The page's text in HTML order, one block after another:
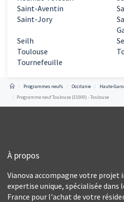
Saint-Aventin
Saint-Jory
Seilh
Toulouse
Tournefeuille
Programmes neufs Occitanie Haute-
Programme neuf Toulouse (31000) - Toulouse
À propos
Vianova accompagne votre projet
expertise unique, spécialisée dans
France pour l'achat de votre